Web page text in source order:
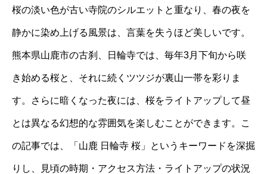
桜の淡い色が古い寺院のシルエットと重なり、春の夜を
静かに染め上げる風景は、言葉を失うほど美しいです。
熊本県山鹿市の古刹、日輪寺では、毎年3月下旬から咲
き始める桜と、それに続くツツジが裏山一帯を彩りま
す。さらに暗くなった夜には、桜をライトアップして昼
とは異なる幻想的な雰囲気を楽しむことができます。こ
の記事では、「山鹿 日輪寺 桜」というキーワードを深掘
りし、見頃の時期・アクセス方法・ライトアップの状況